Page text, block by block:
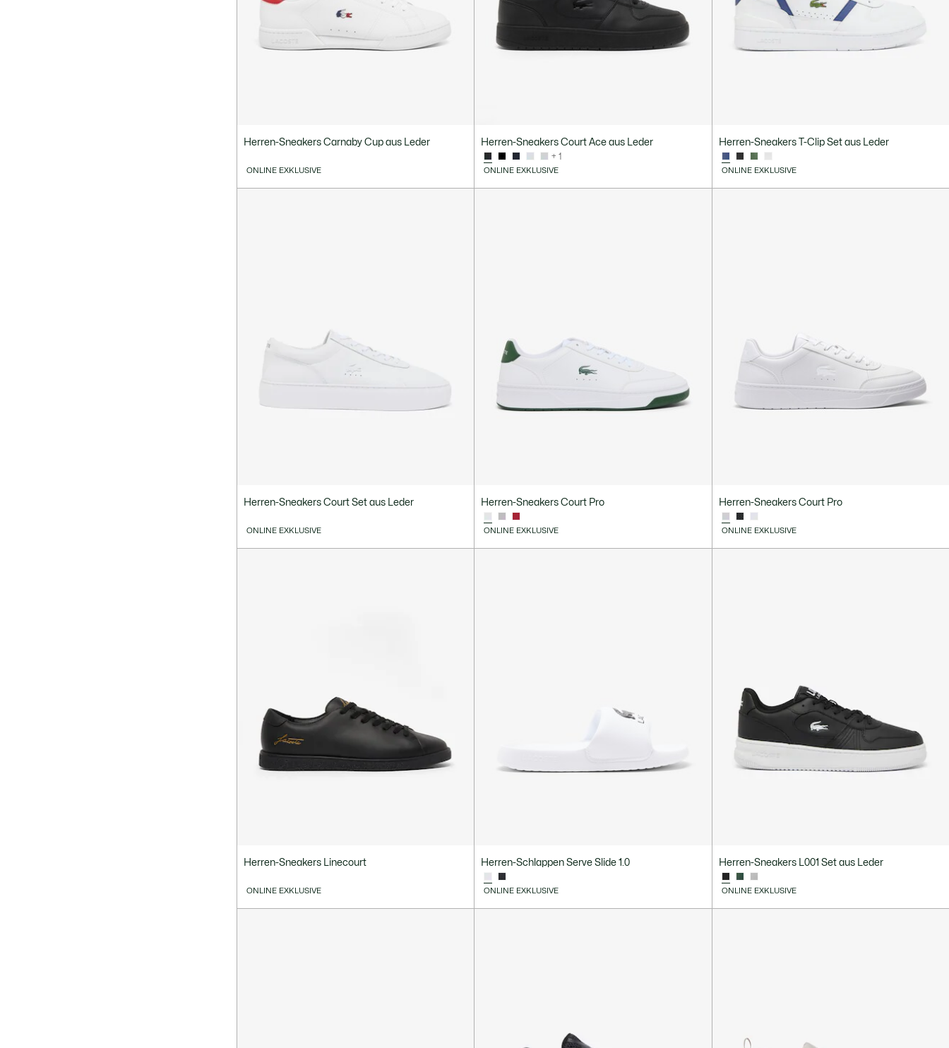
Herren-Sneakers Carnaby Cup aus Leder
ONLINE EXKLUSIVE
Herren-Sneakers Court Ace aus Leder
+ 1
ONLINE EXKLUSIVE
Herren-Sneakers T-Clip Set aus Leder
ONLINE EXKLUSIVE
Herren-Sneakers Court Set aus Leder
ONLINE EXKLUSIVE
Herren-Sneakers Court Pro
ONLINE EXKLUSIVE
Herren-Sneakers Court Pro
ONLINE EXKLUSIVE
Herren-Sneakers Linecourt
ONLINE EXKLUSIVE
Herren-Schlappen Serve Slide 1.0
ONLINE EXKLUSIVE
Herren-Sneakers L001 Set aus Leder
ONLINE EXKLUSIVE